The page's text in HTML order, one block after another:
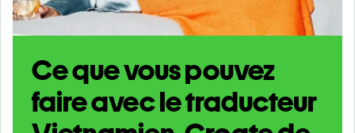
Ce que vous pouvez
faire avec le traducteur